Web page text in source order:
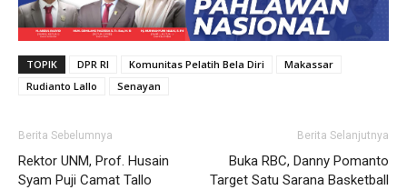
TOPIK DPR RI Komunitas Pelatih Bela Diri
Makassar
Rudianto Lallo
Senayan
Berita Sebelumnya
Rektor UNM, Prof. Husain
Syam Puji Camat Tallo
Berita Selanjutnya
Buka RBC, Danny Pomanto
Target Satu Sarana Basketball